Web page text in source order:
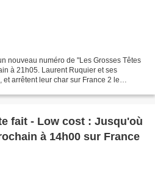
nouveau numéro de "Les Grosses Têtes
à 21h05. Laurent Ruquier et ses
arrêtent leur char sur France 2 le
fait - Low cost : Jusqu'où
à 14h00 sur France